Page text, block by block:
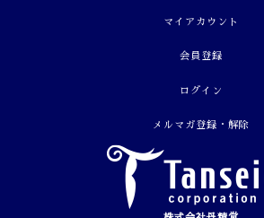
マイアカウント
会員登録
ログイン
メルマガ登録・解除